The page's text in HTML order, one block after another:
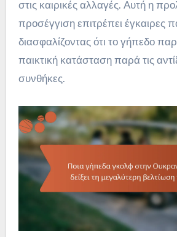
στις καιρικές αλλαγές. Αυτή η
προσέγγιση επιτρέπει έγκαιρες
διασφαλίζοντας ότι το γήπεδο
παικτική κατάσταση παρά τις
συνθήκες.